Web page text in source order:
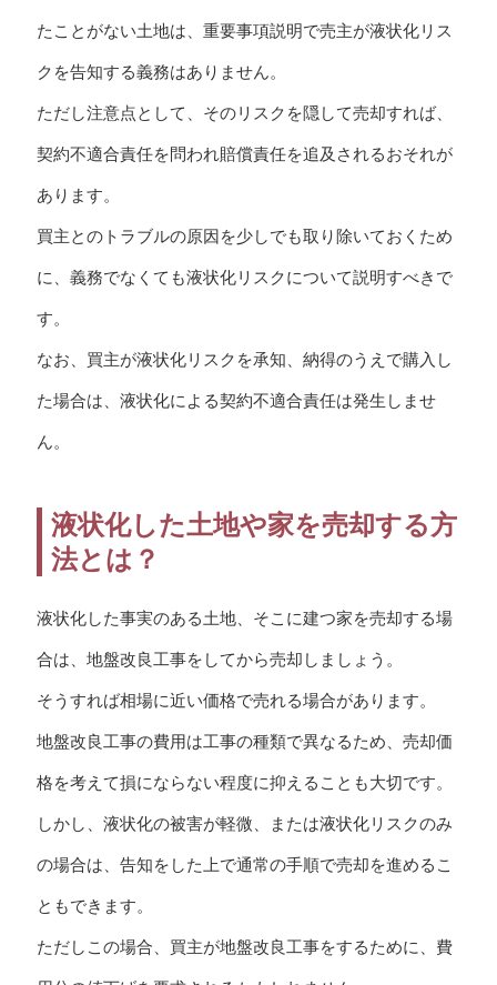
たことがない土地は、重要事項説明で売主が液状化リス
クを告知する義務はありません。
ただし注意点として、そのリスクを隠して売却すれば、
契約不適合責任を問われ賠償責任を追及されるおそれが
あります。
買主とのトラブルの原因を少しでも取り除いておくため
に、義務でなくても液状化リスクについて説明すべきで
す。
なお、買主が液状化リスクを承知、納得のうえで購入し
た場合は、液状化による契約不適合責任は発生しませ
ん。
液状化した土地や家を売却する方
法とは？
液状化した事実のある土地、そこに建つ家を売却する場
合は、地盤改良工事をしてから売却しましょう。
そうすれば相場に近い価格で売れる場合があります。
地盤改良工事の費用は工事の種類で異なるため、売却価
格を考えて損にならない程度に抑えることも大切です。
しかし、液状化の被害が軽微、または液状化リスクのみ
の場合は、告知をした上で通常の手順で売却を進めるこ
ともできます。
ただしこの場合、買主が地盤改良工事をするために、費